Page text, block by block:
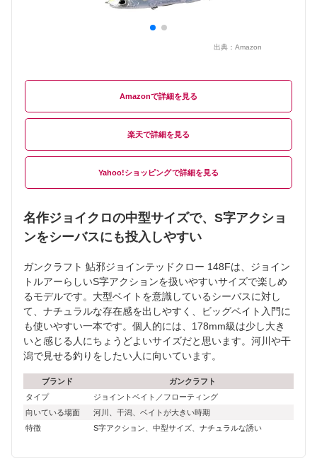
出典： Amazon
Amazon
楽天
Yahoo!ショッピング
名作ジョイクロの中型サイズで、S字アクショ
ンをシーバスにも投入しやすい
ガンクラフト 鮎邪ジョインテッドクロー 148Fは、ジョイン
トルアーらしいS字アクションを扱いやすいサイズで楽しめ
るモデルです。大型ベイトを意識しているシーバスに対し
て、ナチュラルな存在感を出しやすく、ビッグベイト入門に
も使いやすい一本です。個人的には、178mm級は少し大き
いと感じる人にちょうどよいサイズだと思います。河川や干
潟で見せる釣りをしたい人に向いています。
ブランド
ガンクラフト
タイプ
ジョイントベイト／フローティング
向いている場面
河川、干潟、ベイトが大きい時期
特徴
S字アクション、中型サイズ、ナチュラルな誘い